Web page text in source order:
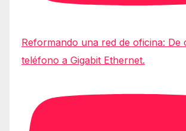
Reformando una red de oficina: De
teléfono a Gigabit Ethernet.